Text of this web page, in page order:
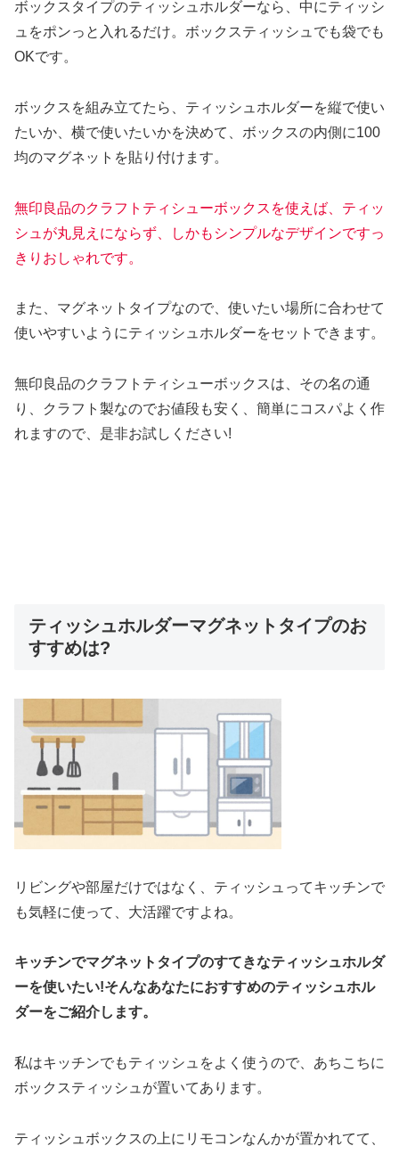
ボックスタイプのティッシュホルダーなら、中にティッシ
ュをポンっと入れるだけ。ボックスティッシュでも袋でも
OKです。
ボックスを組み立てたら、ティッシュホルダーを縦で使い
たいか、横で使いたいかを決めて、ボックスの内側に100
均のマグネットを貼り付けます。
無印良品のクラフトティシューボックスを使えば、ティッ
シュが丸見えにならず、しかもシンプルなデザインですっ
きりおしゃれです。
また、マグネットタイプなので、使いたい場所に合わせて
使いやすいようにティッシュホルダーをセットできます。
無印良品のクラフトティシューボックスは、その名の通
り、クラフト製なのでお値段も安く、簡単にコスパよく作
れますので、是非お試しください!
ティッシュホルダーマグネットタイプのお
すすめは?
リビングや部屋だけではなく、ティッシュってキッチンで
も気軽に使って、大活躍ですよね。
キッチンでマグネットタイプのすてきなティッシュホルダ
ーを使いたい!そんなあなたにおすすめのティッシュホル
ダーをご紹介します。
私はキッチンでもティッシュをよく使うので、あちこちに
ボックスティッシュが置いてあります。
ティッシュボックスの上にリモコンなんかが置かれてて、